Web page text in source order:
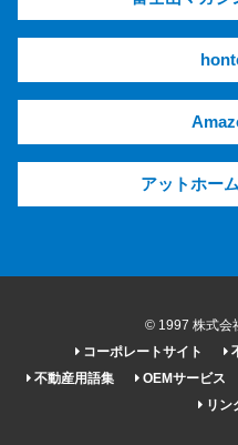
アットホー
© 1997 株式会
コーポレートサイト
不動産用語集
OEMサービス
リン